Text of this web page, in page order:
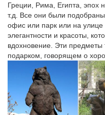
собаки! Символ 2018 года –
друзьям!Французский
малого формата, это
пропорциональный
Цена: 288 ₽. Можно купить
Сертификат: Не подлежит
Высота, см: 36; Форма
2018; Материал: Керамика;
Летом практически каждая
Греции, Рима, Египта, эпох
т.д. Все они были
офис или парк или на улице
элегантности и красоты,
вдохновение. Эти предметы
подарком, говорящем о